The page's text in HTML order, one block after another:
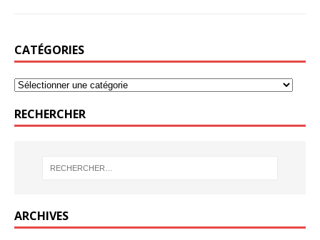
CATÉGORIES
RECHERCHER
ARCHIVES